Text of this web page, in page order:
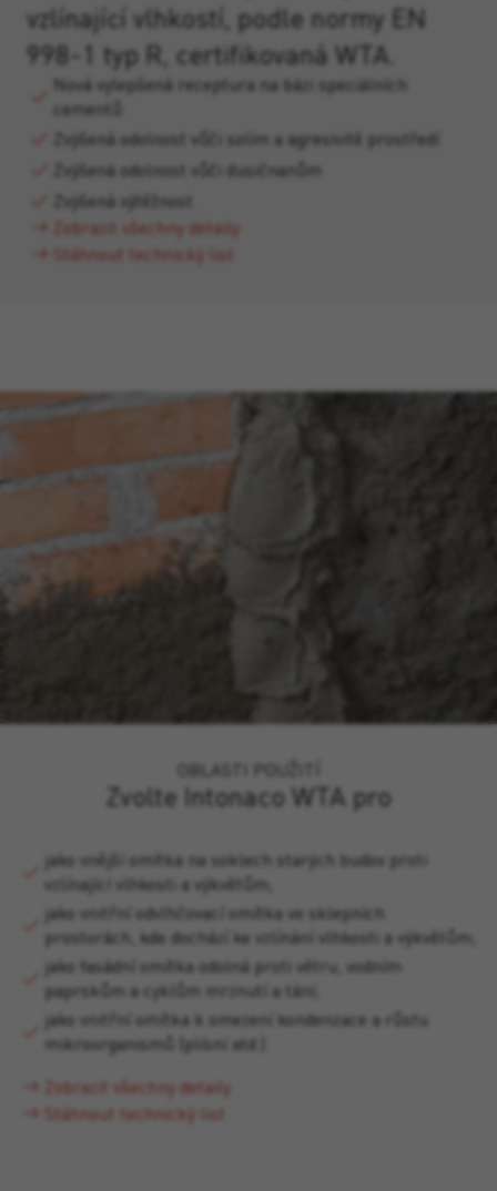
vzlínající vlhkostí, podle normy EN
998-1 typ R, certifikovaná WTA.
Nová vylepšená receptura na bázi speciálních
cementů
Zvýšená odolnost vůči solím a agresivitě prostředí
Zvýšená odolnost vůči dusičnanům
Zvýšená výtěžnost
Zobrazit všechny detaily
Stáhnout technický list
OBLASTI POUŽITÍ
Zvolte Intonaco WTA pro
jako vnější omítka na soklech starých budov proti
vzlínající vlhkosti a výkvětům;
jako vnitřní odvlhčovací omítka ve sklepních
prostorách, kde dochází ke vzlínání vlhkosti a výkvětům;
jako fasádní omítka odolná proti větru, vodním
paprskům a cyklům mrznutí a tání;
jako vnitřní omítka k omezení kondenzace a růstu
mikroorganismů (plísní atd.).
Zobrazit všechny detaily
Stáhnout technický list